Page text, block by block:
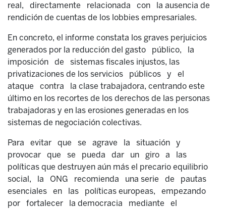
real, directamente relacionada con la ausencia de
rendición de cuentas de los lobbies empresariales.
En concreto, el informe constata los graves perjuicios
generados por la reducción del gasto público, la
imposición de sistemas fiscales injustos, las
privatizaciones de los servicios públicos y el
ataque contra la clase trabajadora, centrando este
último en los recortes de los derechos de las personas
trabajadoras y en las erosiones generadas en los
sistemas de negociación colectivas.
Para evitar que se agrave la situación y
provocar que se pueda dar un giro a las
políticas que destruyen aún más el precario equilibrio
social, la ONG recomienda una serie de pautas
esenciales en las políticas europeas, empezando
por fortalecer la democracia mediante el